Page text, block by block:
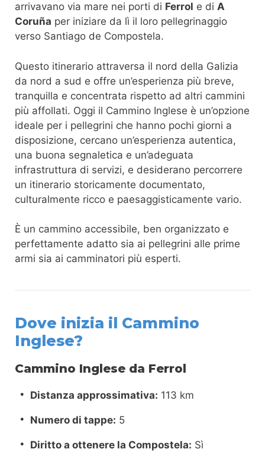
arrivavano via mare nei porti di Ferrol e di A
Coruña per iniziare da lì il loro pellegrinaggio
verso Santiago de Compostela.
Questo itinerario attraversa il nord della Galizia
da nord a sud e offre un’esperienza più breve,
tranquilla e concentrata rispetto ad altri cammini
più affollati. Oggi il Cammino Inglese è un’opzione
ideale per i pellegrini che hanno pochi giorni a
disposizione, cercano un’esperienza autentica,
una buona segnaletica e un’adeguata
infrastruttura di servizi, e desiderano percorrere
un itinerario storicamente documentato,
culturalmente ricco e paesaggisticamente vario.
È un cammino accessibile, ben organizzato e
perfettamente adatto sia ai pellegrini alle prime
armi sia ai camminatori più esperti.
Dove inizia il Cammino
Inglese?
Cammino Inglese da Ferrol
Distanza approssimativa: 113 km
Numero di tappe: 5
Diritto a ottenere la Compostela: Sì